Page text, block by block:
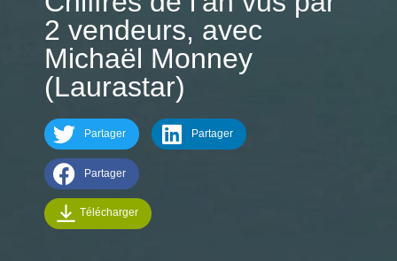
2 vendeurs, avec
Michaël Monney
(Laurastar)
Partager Partager
Partager
Télécharger